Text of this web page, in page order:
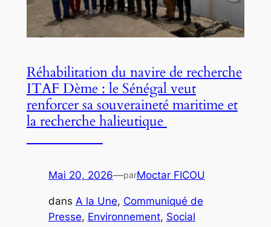
Réhabilitation du navire de recherche
ITAF Dème : le Sénégal veut
renforcer sa souveraineté maritime et
la recherche halieutique
Mai 20, 2026—parMoctar FICOU
dans A la Une, Communiqué de
Presse, Environnement, Social